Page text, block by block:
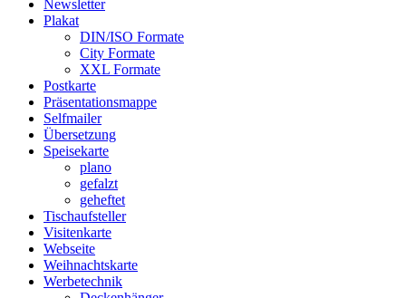
Newsletter
Plakat
DIN/ISO Formate
City Formate
XXL Formate
Postkarte
Präsentationsmappe
Selfmailer
Übersetzung
Speisekarte
plano
gefalzt
geheftet
Tischaufsteller
Visitenkarte
Webseite
Weihnachtskarte
Werbetechnik